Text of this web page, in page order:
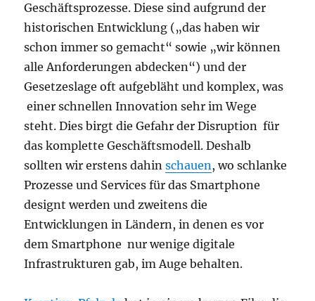
Geschäftsprozesse. Diese sind aufgrund der
historischen Entwicklung („das haben wir
schon immer so gemacht“ sowie „wir können
alle Anforderungen abdecken“) und der
Gesetzeslage oft aufgebläht und komplex, was
einer schnellen Innovation sehr im Wege
steht. Dies birgt die Gefahr der Disruption für
das komplette Geschäftsmodell. Deshalb
sollten wir erstens dahinschauen, wo schlanke
Prozesse und Services für das Smartphone
designt werden und zweitens die
Entwicklungen in Ländern, in denen es vor
dem Smartphone nur wenige digitale
Infrastrukturen gab, im Auge behalten.